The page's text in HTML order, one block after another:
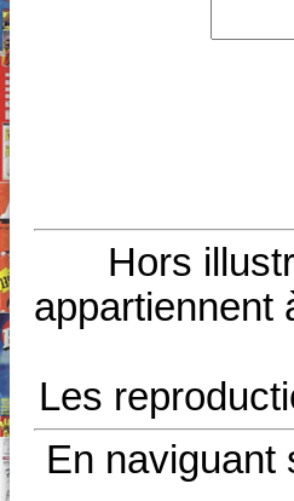
Hors
appartiennent
Les
En naviguant